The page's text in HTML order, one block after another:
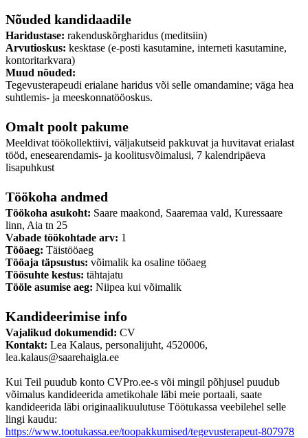
Nõuded kandidaadile
Haridustase: rakenduskõrgharidus (meditsiin)
Arvutioskus: kesktase (e-posti kasutamine, interneti kasutamine,
kontoritarkvara)
Muud nõuded:
Tegevusterapeudi erialane haridus või selle omandamine; väga hea
suhtlemis- ja meeskonnatööoskus.
Omalt poolt pakume
Meeldivat töökollektiivi, väljakutseid pakkuvat ja huvitavat erialast
tööd, enesearendamis- ja koolitusvõimalusi, 7 kalendripäeva
lisapuhkust
Töökoha andmed
Töökoha asukoht: Saare maakond, Saaremaa vald, Kuressaare
linn, Aia tn 25
Vabade töökohtade arv: 1
Tööaeg: Täistööaeg
Tööaja täpsustus: võimalik ka osaline tööaeg
Töösuhte kestus: tähtajatu
Tööle asumise aeg: Niipea kui võimalik
Kandideerimise info
Vajalikud dokumendid: CV
Kontakt: Lea Kalaus, personalijuht, 4520006,
lea.kalaus@saarehaigla.ee
Kui Teil puudub konto CVPro.ee-s või mingil põhjusel puudub
võimalus kandideerida ametikohale läbi meie portaali, saate
kandideerida läbi originaalikuulutuse Töötukassa veebilehel selle
lingi kaudu:
https://www.tootukassa.ee/toopakkumised/tegevusterapeut-807978